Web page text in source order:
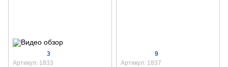
3
Артикул: 1833
9
Артикул: 1837